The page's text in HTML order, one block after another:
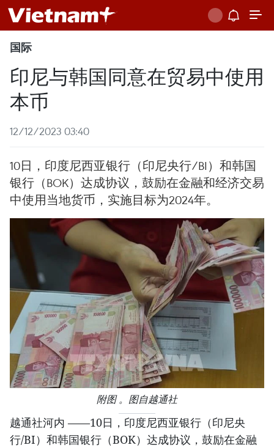
国际
印尼与韩国同意在贸易中使用
本币
12/12/2023 03:40
10日，印度尼西亚银行（印尼央行/BI）和韩国
银行（BOK）达成协议，鼓励在金融和经济交易
中使用当地货币，实施目标为2024年。
附图 。图自越通社
越通社河内 ——10日，印度尼西亚银行（印尼央
行/BI）和韩国银行（BOK）达成协议，鼓励在金融